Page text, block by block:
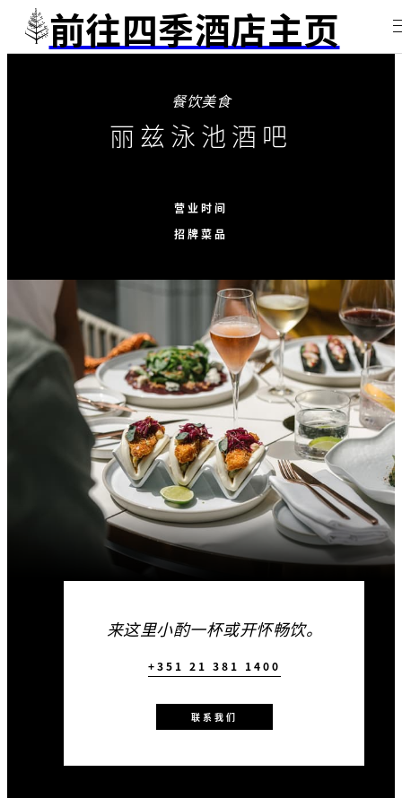
前往四季酒店主页
餐饮美食
丽兹泳池酒吧
营业时间
招牌菜品
来这里小酌一杯或开怀畅饮。
+351 21 381 1400
联系我们